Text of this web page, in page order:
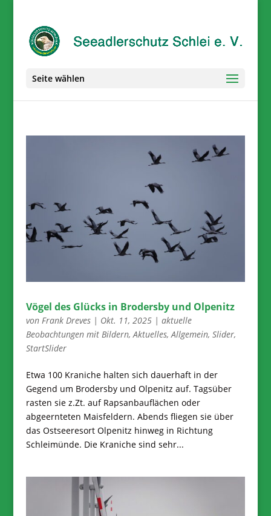
Seite wählen
Vögel des Glücks in Brodersby und Olpenitz
von Frank Dreves| Okt. 11, 2025| aktuelle
Beobachtungen mit Bildern,Aktuelles,Allgemein, Slider,
StartSlider
Etwa 100 Kraniche halten sich dauerhaft in der
Gegend um Brodersby und Olpenitz auf. Tagsüber
rasten sie z.Zt. auf Rapsanbauflächen oder
abgeernteten Maisfeldern. Abends fliegen sie über
das Ostseeresort Olpenitz hinweg in Richtung
Schleimünde. Die Kraniche sind sehr...